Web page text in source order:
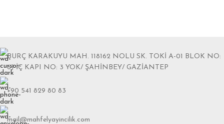
BURÇ KARAKUYU MAH. 118162 NOLU SK. TOKİ A-01 BLOK NO:
6J İÇ KAPI NO: 3 YOK/ ŞAHİNBEY/ GAZİANTEP
+90 541 829 80 83
mail@mahfelyayincilik.com